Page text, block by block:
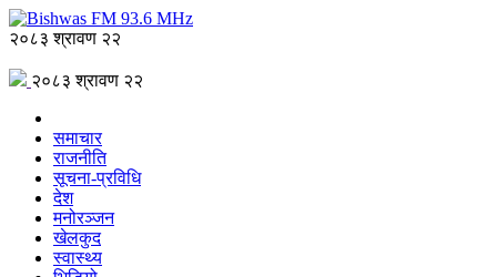
२०८३ श्रावण २२
२०८३ श्रावण २२
समाचार
राजनीति
सूचना-प्रविधि
देश
मनोरञ्जन
खेलकुद
स्वास्थ्य